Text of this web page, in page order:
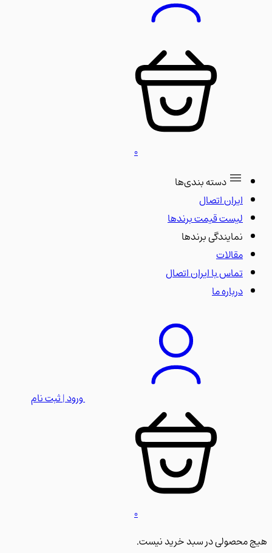
دسته بندی‌ها
ایران اتصال
لیست قیمت برندها
نمایندگی برندها
مقالات
تماس با ایران اتصال
درباره ما
ورود | ثبت نام
در سبد خرید نیست.